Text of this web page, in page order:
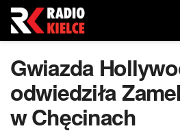
Gwiazda
odwiedziła
w Chęcinach